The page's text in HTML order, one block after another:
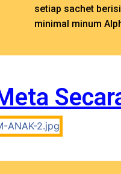
setiap sachet
minimal minum